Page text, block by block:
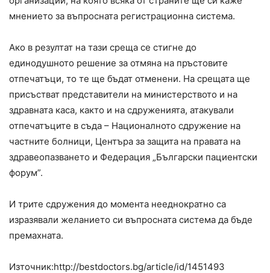
мнението за въпросната регистрационна система.
Ако в резултат на тази среща се стигне до
единодушното решение за отмяна на пръстовите
отпечатъци, то те ще бъдат отменени. На срещата ще
присъстват представители на министерството и на
здравната каса, както и на сдруженията, атакували
отпечатъците в съда – Националното сдружение на
частните болници, Центъра за защита на правата на
здравеопазването и Федерация „Български пациентски
форум”.
И трите сдружения до момента нееднократно са
изразявали желанието си въпросната система да бъде
премахната.
Източник:http://bestdoctors.bg/article/id/1451493